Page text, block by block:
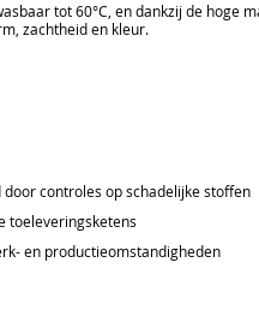
tot 60°C, en dankzij de hoge
zachtheid en kleur.
controles op schadelijke stoffen
toeleveringsketens
en productieomstandigheden